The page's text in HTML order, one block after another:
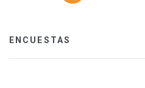
ENCUESTAS